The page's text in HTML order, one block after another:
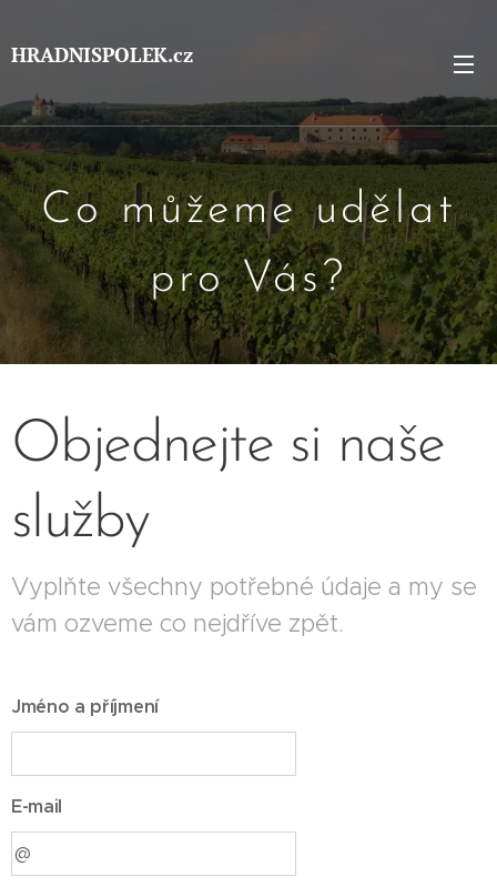
HRADNISPOLEK.cz
Co můžeme udělat
pro Vás?
Objednejte si naše
služby
Vyplňte všechny potřebné údaje a my se
vám ozveme co nejdříve zpět.
Jméno a příjmení
E-mail